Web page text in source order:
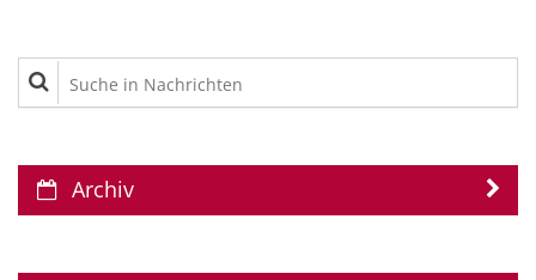
Suche in Nachrichten
Archiv